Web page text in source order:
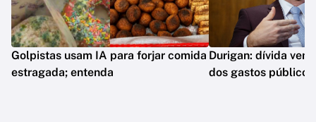
Golpistas usam IA para forjar comida
estragada; entenda
Durigan: dívida vem
dos gastos públicos